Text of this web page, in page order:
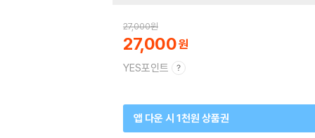
27,000원
27,000
YES포인트
앱 다운 시 1천원 상품권